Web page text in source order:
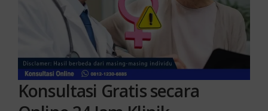
Konsultasi Gratis secara